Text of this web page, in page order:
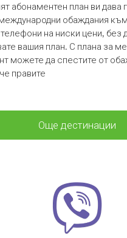
абонаментен план ви дава
обаждания
на ниски цени, без
вашия план. С плана за
можете да спестите от
правите
Още дестинации